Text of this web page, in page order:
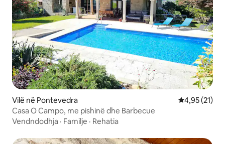
Vilë në Pontevedra Vlerësimi
4,95 (21)
Casa O Campo, me pishinë dhe Barbecue
Vendndodhja · Familje · Rehatia